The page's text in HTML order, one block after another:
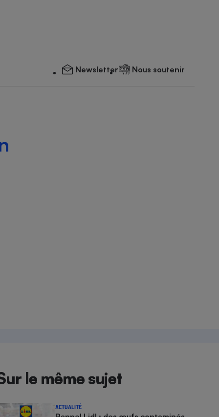
Newsletter Nous soutenir
le même sujet
ACTUALITÉ